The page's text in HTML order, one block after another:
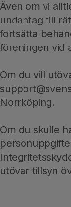
Även om vi
undantag till
fortsätta
föreningen vid
Om du vill
Norrköping.
Om du skulle
utövar tillsyn